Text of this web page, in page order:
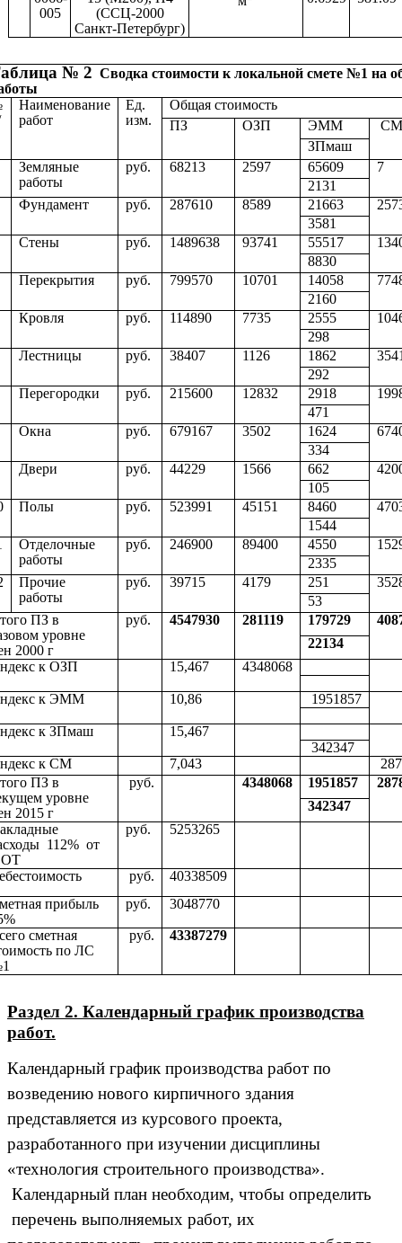
005
(ССЦ-2000
Санкт-Петербург)
№ 2 Сводка стоимости к локальной смете №1 на
Наименование
работ
Ед.
изм.
Общая стоимость
ПЗ
ОЗП ЭММ
СМ
ЗПмаш
Земляные
работы
руб. 68213 2597 65609
7
2131
Фундамент
руб. 287610 8589 21663
3581
Стены
руб. 1489638 93741 55517
8830
Перекрытия
руб. 799570 10701 14058
2160
Кровля
руб. 114890 7735 2555
298
Лестницы
руб. 38407 1126 1862
292
Перегородки
руб. 215600 12832 2918
471
Окна
руб. 679167 3502 1624
334
Двери
руб. 44229 1566 662
105
Полы руб. 523991 45151 8460
1544
Отделочные
работы
руб. 246900 89400 4550
2335
Прочие
работы
руб. 39715 4179 251
53
ПЗ в
уровне
2000 г
руб. 4547930 281119 179729
22134
к ОЗП
15,467 4348068
к ЭММ 10,86 1951857
к ЗПмаш
15,467
342347
к СМ
7,043
ПЗ в
уровне
2015 г
руб. 4348068 1951857
342347
112% от
руб. 5253265
руб.
40338509
прибыль
руб. 3048770
сметная
по ЛС
руб. 43387279
Раздел 2. Календарный график производства
работ.
Календарный график производства работ по
возведению нового кирпичного здания
представляется из курсового проекта,
разработанного при изучении дисциплины
«технология строительного производства».
Календарный план необходим, чтобы определить
перечень выполняемых работ, их